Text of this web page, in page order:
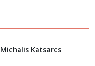
Michalis Katsaros